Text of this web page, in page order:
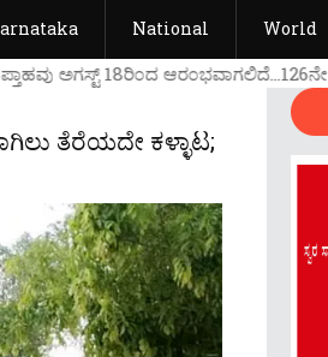
National World
ಅಗಸ್ಟ್ 18ರಿ೦ದ ಆರ೦ಭವಾಗಲಿದೆ...126ನೇ
ತೆರೆಯದೇ ಕಳ್ಳಾಟ;